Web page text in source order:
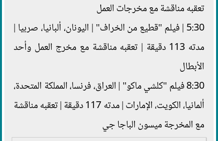
تعقبه مناقشة مع مخرجات العمل
5:30 | فيلم "قطيع من الخراف" | اليونان، ألبانيا، صربيا |
مدته 113 دقيقة | تعقبه مناقشة مع مخرج العمل وأحد
الأبطال
8:30 فيلم "كلشي ماكو" | العراق، فرنسا، المملكة المتحدة،
ألمانيا، الكويت، الإمارات | مدته 117 دقيقة | تعقبه مناقشة
مع المخرجة ميسون الباجا جي